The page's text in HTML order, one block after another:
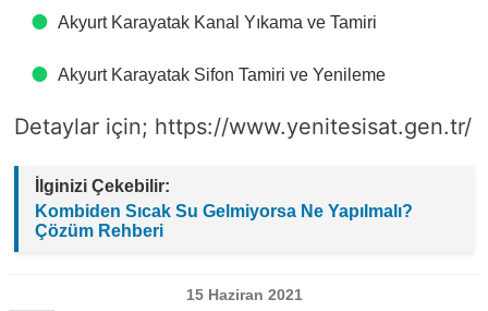
Akyurt Karayatak Kanal Yıkama ve Tamiri
Akyurt Karayatak Sifon Tamiri ve Yenileme
Detaylar için; https://www.yenitesisat.gen.tr/
İlginizi Çekebilir:
Kombiden Sıcak Su Gelmiyorsa Ne Yapılmalı?
Çözüm Rehberi
15 Haziran 2021